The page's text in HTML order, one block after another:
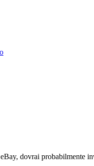
dovrai probabilmente